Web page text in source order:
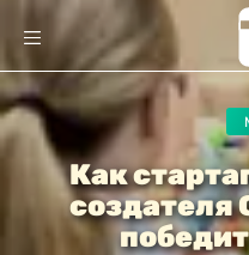
Как
создателя